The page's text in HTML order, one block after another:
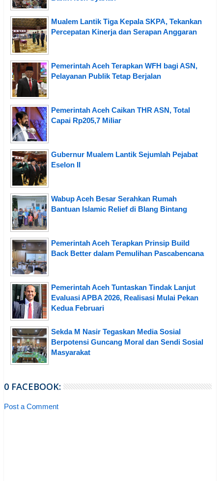
Mualem Lantik Tiga Kepala SKPA, Tekankan
Percepatan Kinerja dan Serapan Anggaran
Pemerintah Aceh Terapkan WFH bagi ASN,
Pelayanan Publik Tetap Berjalan
Pemerintah Aceh Caikan THR ASN, Total
Capai Rp205,7 Miliar
Gubernur Mualem Lantik Sejumlah Pejabat
Eselon II
Wabup Aceh Besar Serahkan Rumah
Bantuan Islamic Relief di Blang Bintang
Pemerintah Aceh Terapkan Prinsip Build
Back Better dalam Pemulihan Pascabencana
Pemerintah Aceh Tuntaskan Tindak Lanjut
Evaluasi APBA 2026, Realisasi Mulai Pekan
Kedua Februari
Sekda M Nasir Tegaskan Media Sosial
Berpotensi Guncang Moral dan Sendi Sosial
Masyarakat
0 FACEBOOK:
Post a Comment